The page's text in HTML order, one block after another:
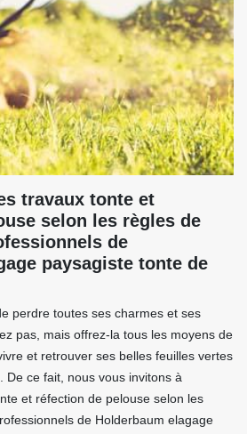
travaux tonte et
selon les règles de
de
paysagiste tonte de
perdre toutes ses charmes et ses
pas, mais offrez-la tous les moyens de
et retrouver ses belles feuilles vertes
De ce fait, nous vous invitons à
et réfection de pelouse selon les
de Holderbaum elagage